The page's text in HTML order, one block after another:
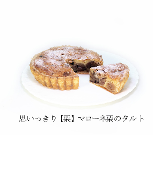
[t0034]思いっきり【栗】 マ
ローネ栗のタルト